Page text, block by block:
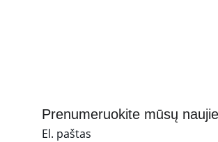
El. paštas
Prenumeruokite mūsų